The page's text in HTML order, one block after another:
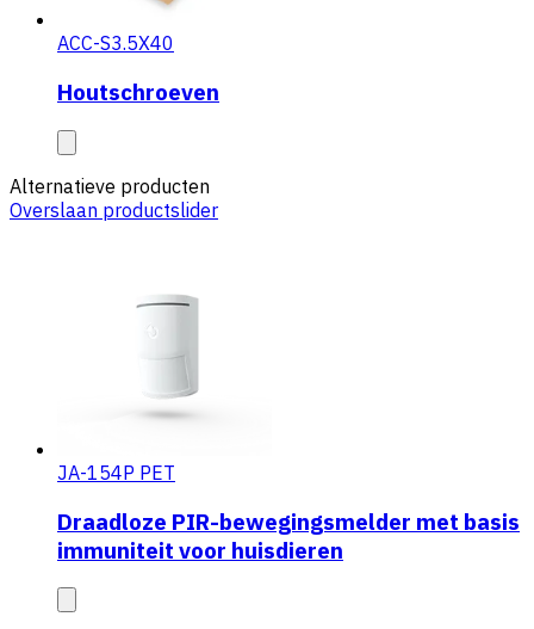
ACC-S3.5X40
Houtschroeven
Alternatieve producten
Overslaan productslider
JA-154P PET
Draadloze PIR-bewegingsmelder met basis
immuniteit voor huisdieren